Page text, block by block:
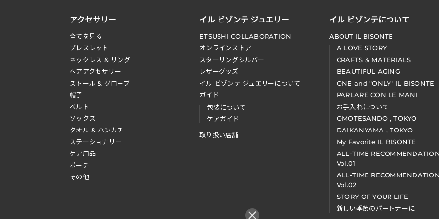
アクセサリー
全てを見る
ブレスレット
ネックレス & リング
へアアクセサリー
ストール & グローブ
帽子
ベルト
ソックス
タオル & ハンカチ
ステーショナリー
ケア用品
ポーチ
その他
イル ビゾンテ ジュエリー
ETSUSHI COLLABORATION
オンラインストア
スターリングシルバー
レザーグッズ
イル ビゾンテ ジュエリーについて
ガイド
包装について
ケアガイド
取り扱い店舗
イル ビゾンテについて
ABOUT IL BISONTE
A LOVE STORY
CRAFTS & MATERIALS
BEAUTIFUL AGING
ONE and "ONLY" IL BISONTE
PARLARE CON LE MANI
お手入れについて
OMOTESANDO , TOKYO
DAIKANYAMA , TOKYO
My Favorite IL BISONTE
ALL-TIME
Vol.01
ALL-TIME
Vol.02
STORY OF YOUR LIFE
新しい季節のパートナーに